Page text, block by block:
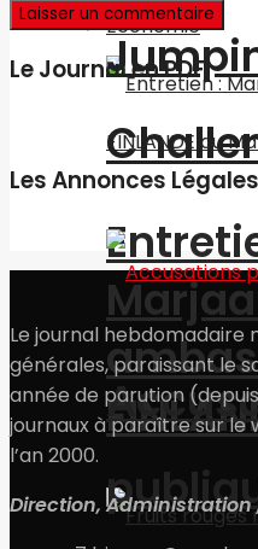
Economie
Le Journal en PDF
Les Annonces Légales
Le journal hebdomadaire
générales, paraissant le
année de parution
journaux à paraître sur le
l’an 2000.
Direction, Administration